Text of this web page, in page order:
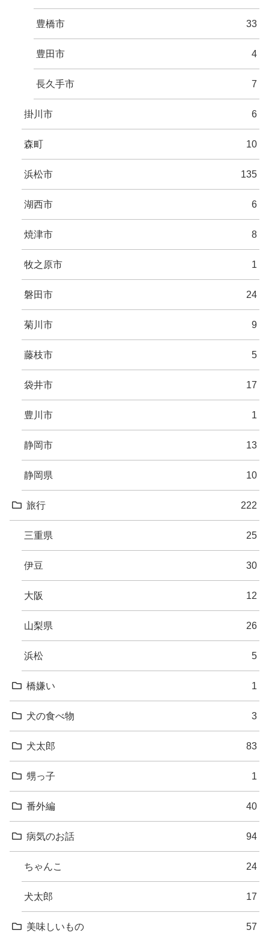
豊橋市 33
豊田市 4
長久手市 7
掛川市 6
森町 10
浜松市 135
湖西市 6
焼津市 8
牧之原市 1
磐田市 24
菊川市 9
藤枝市 5
袋井市 17
豊川市 1
静岡市 13
静岡県 10
旅行 222
三重県 25
伊豆 30
大阪 12
山梨県 26
浜松 5
橋嫌い 1
犬の食べ物 3
犬太郎 83
甥っ子 1
番外編 40
病気のお話 94
ちゃんこ 24
犬太郎 17
美味しいもの 57